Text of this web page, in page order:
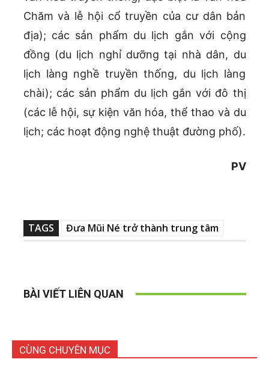
Chăm và lễ hội cổ truyền của cư dân bản
địa); các sản phẩm du lịch gắn với cộng
đồng (du lịch nghỉ dưỡng tại nhà dân, du
lịch làng nghề truyền thống, du lịch làng
chài); các sản phẩm du lịch gắn với đô thị
(các lễ hội, sự kiện văn hóa, thể thao và du
lịch; các hoạt động nghệ thuật đường phố).
PV
TAGS Đưa Mũi Né trở thành trung tâm
BÀI VIẾT LIÊN QUAN
CÙNG CHUYÊN MỤC